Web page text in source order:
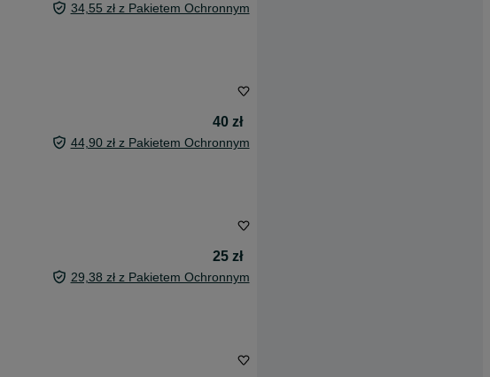
34,55 zł z Pakietem Ochronnym
40 zł
44,90 zł z Pakietem Ochronnym
25 zł
29,38 zł z Pakietem Ochronnym